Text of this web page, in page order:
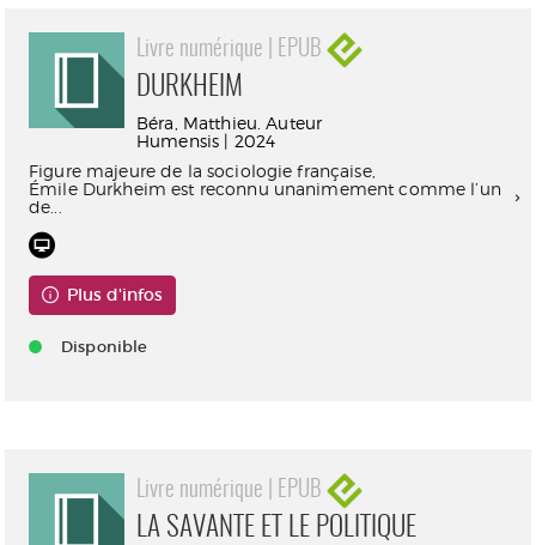
Livre numérique | EPUB
DURKHEIM
Béra, Matthieu. Auteur
Humensis | 2024
Figure majeure de la sociologie française,
Émile Durkheim est reconnu unanimement comme l’un
de...
Plus d'infos
Disponible
Livre numérique | EPUB
LA SAVANTE ET LE POLITIQUE